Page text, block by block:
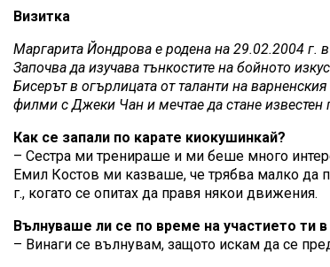
Визитка
Маргарита Йондрова е родена на 29.02.2004 г.
Започва да изучава тънкостите на бойното
Бисерът в огърлицата от таланти на
филми с Джеки Чан и мечтае да стане известен
Как се запали по карате киокушинкай?
– Сестра ми тренираше и ми беше много
Емил Костов ми казваше, че трябва малко да
г., когато се опитах да правя някои движения.
Вълнуваше ли се по време на участието ти в
– Винаги се вълнувам, защото искам да се